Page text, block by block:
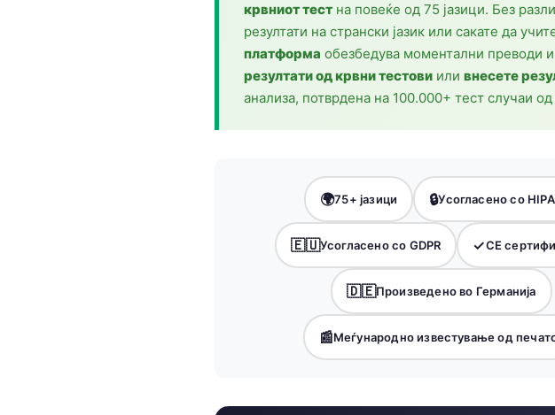
крвниот тест на повеќе од 75 јазици. Без
резултати на странски јазик или сакате да
платформа обезбедува моментални преводи
резултати од крвни тестови или внесете
анализа, потврдена на 100.000+ тест случаи
🌍75+ јазици 🔒Усогласено со
🇪🇺Усогласено со GDPR ✓CE
🇩🇪Произведено во Германија
📰Меѓународно известување од